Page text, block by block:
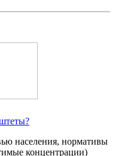
населения, нормативы
концентрации)